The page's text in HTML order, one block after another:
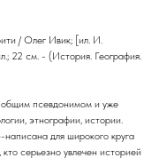
/ Олег Ивик; [ил. И.
22 см. - (История. География.
общим псевдонимом и уже
этнографии, истории.
для широкого круга
серьезно увлечен историей